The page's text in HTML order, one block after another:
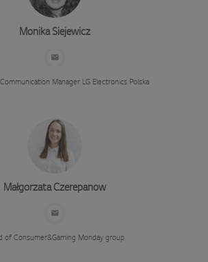
Monika Siejewicz
ManagerLG Electronics Polska
Małgorzata Czerepanow
of Consumer&Gaming Monday group